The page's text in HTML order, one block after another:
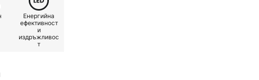
че интензивността на светлината може да се регулира
по всяко време.
Енергийна
ефективност
и
издръжливос
т